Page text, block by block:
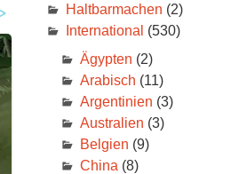
Haltbarmachen (2)
International (530)
Ägypten (2)
Arabisch (11)
Argentinien (3)
Australien (3)
Belgien (9)
China (8)